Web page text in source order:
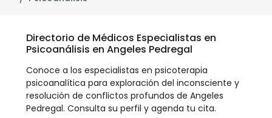
Directorio de Médicos Especialistas en
Psicoanálisis en Angeles Pedregal
Conoce a los especialistas en psicoterapia
psicoanalítica para exploración del inconsciente y
resolución de conflictos profundos de Angeles
Pedregal. Consulta su perfil y agenda tu cita.